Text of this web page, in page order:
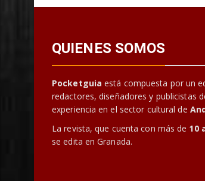
QUIENES SOMOS
Pocketguia está compuesta por un
redactores, diseñadores y publicistas
experiencia en el sector cultural de
La revista, que cuenta con más de 10
se edita en Granada.